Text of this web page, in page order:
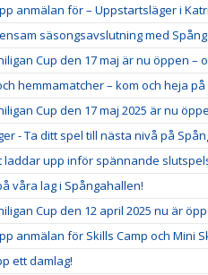
anmälan för – Uppstartsläger i
säsongsavslutning med
Cup den 17 maj är nu öppen –
hemmamatcher – kom och heja på
Cup den 17 maj 2025 är nu
- Ta ditt spel till nästa nivå på
laddar upp inför spännande
våra lag i Spångahallen!
Cup den 12 april 2025 nu är
anmälan för Skills Camp och Mini
ett damlag!